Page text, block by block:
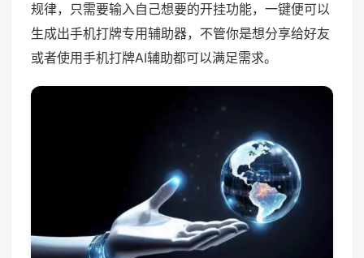
规律，只需要输入自己想要的开挂功能，一键便可以
生成出手机打牌专用辅助器，不管你是想分享给好友
或者使用手机打牌AI辅助都可以满足需求。